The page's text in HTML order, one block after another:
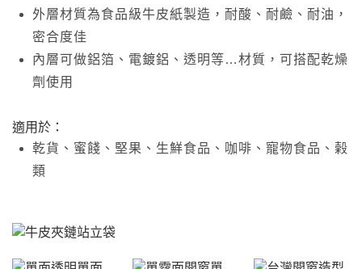
外層材質為食品級牛皮紙製造，耐酸、耐鹼、耐油，
密合度佳
內層可做鋁箔、電鍍鋁、透明等…材質，可搭配乾燥
劑使用
適用於：
乾貨、蜜餞、堅果、生鮮食品、咖啡、寵物食品、榖
類